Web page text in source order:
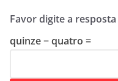
Favor digite a
quinze − quatro =